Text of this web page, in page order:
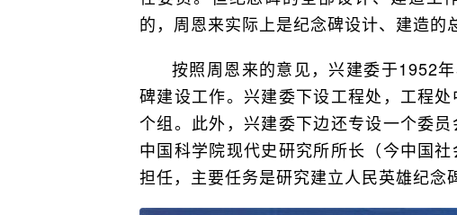
的，周恩来实际上是纪念碑设计、建造的
按照周恩来的意见，兴建委于1952
碑建设工作。兴建委下设工程处，工程
个组。此外，兴建委下边还专设一个委
中国科学院现代史研究所所长（今中国
担任，主要任务是研究建立人民英雄纪念